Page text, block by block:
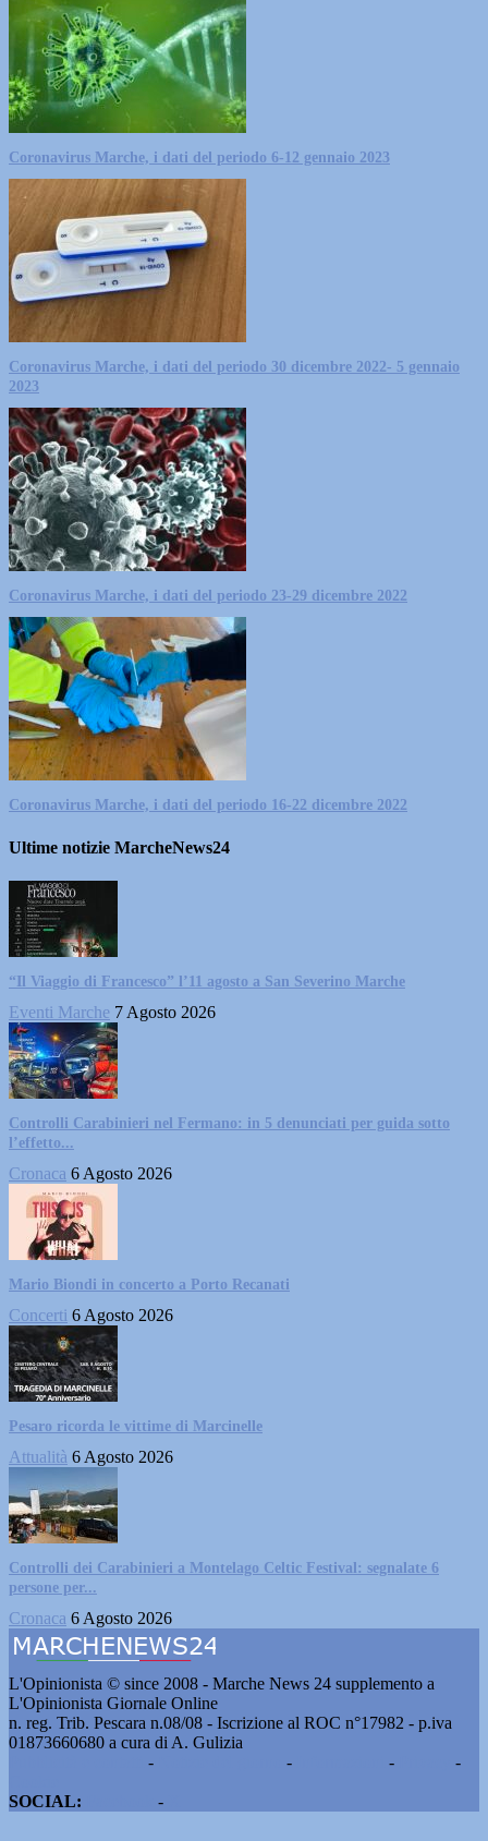
Coronavirus Marche, i dati del periodo 6-12 gennaio 2023
Coronavirus Marche, i dati del periodo 30 dicembre 2022- 5 gennaio
2023
Coronavirus Marche, i dati del periodo 23-29 dicembre 2022
Coronavirus Marche, i dati del periodo 16-22 dicembre 2022
Ultime notizie MarcheNews24
“Il Viaggio di Francesco” l’11 agosto a San Severino Marche
Eventi Marche 7 Agosto 2026
Controlli Carabinieri nel Fermano: in 5 denunciati per guida sotto
l’effetto...
Cronaca 6 Agosto 2026
Mario Biondi in concerto a Porto Recanati
Concerti 6 Agosto 2026
Pesaro ricorda le vittime di Marcinelle
Attualità 6 Agosto 2026
Controlli dei Carabinieri a Montelago Celtic Festival: segnalate 6
persone per...
Cronaca 6 Agosto 2026
L'Opinionista © since 2008 - Marche News 24 supplemento a
L'Opinionista Giornale Online
n. reg. Trib. Pescara n.08/08 - Iscrizione al ROC n°17982 - p.iva
01873660680 a cura di A. Gulizia
- - -
-
SOCIAL:
-